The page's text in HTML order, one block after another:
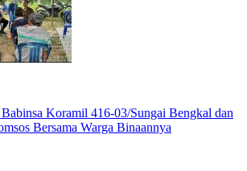
Koramil 416-03/Sungai Bengkal dan
Bersama Warga Binaannya